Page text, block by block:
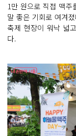
1만 원으로 직접 맥
말 좋은 기회로 여겨
축제 현장이 워낙 넓
다.